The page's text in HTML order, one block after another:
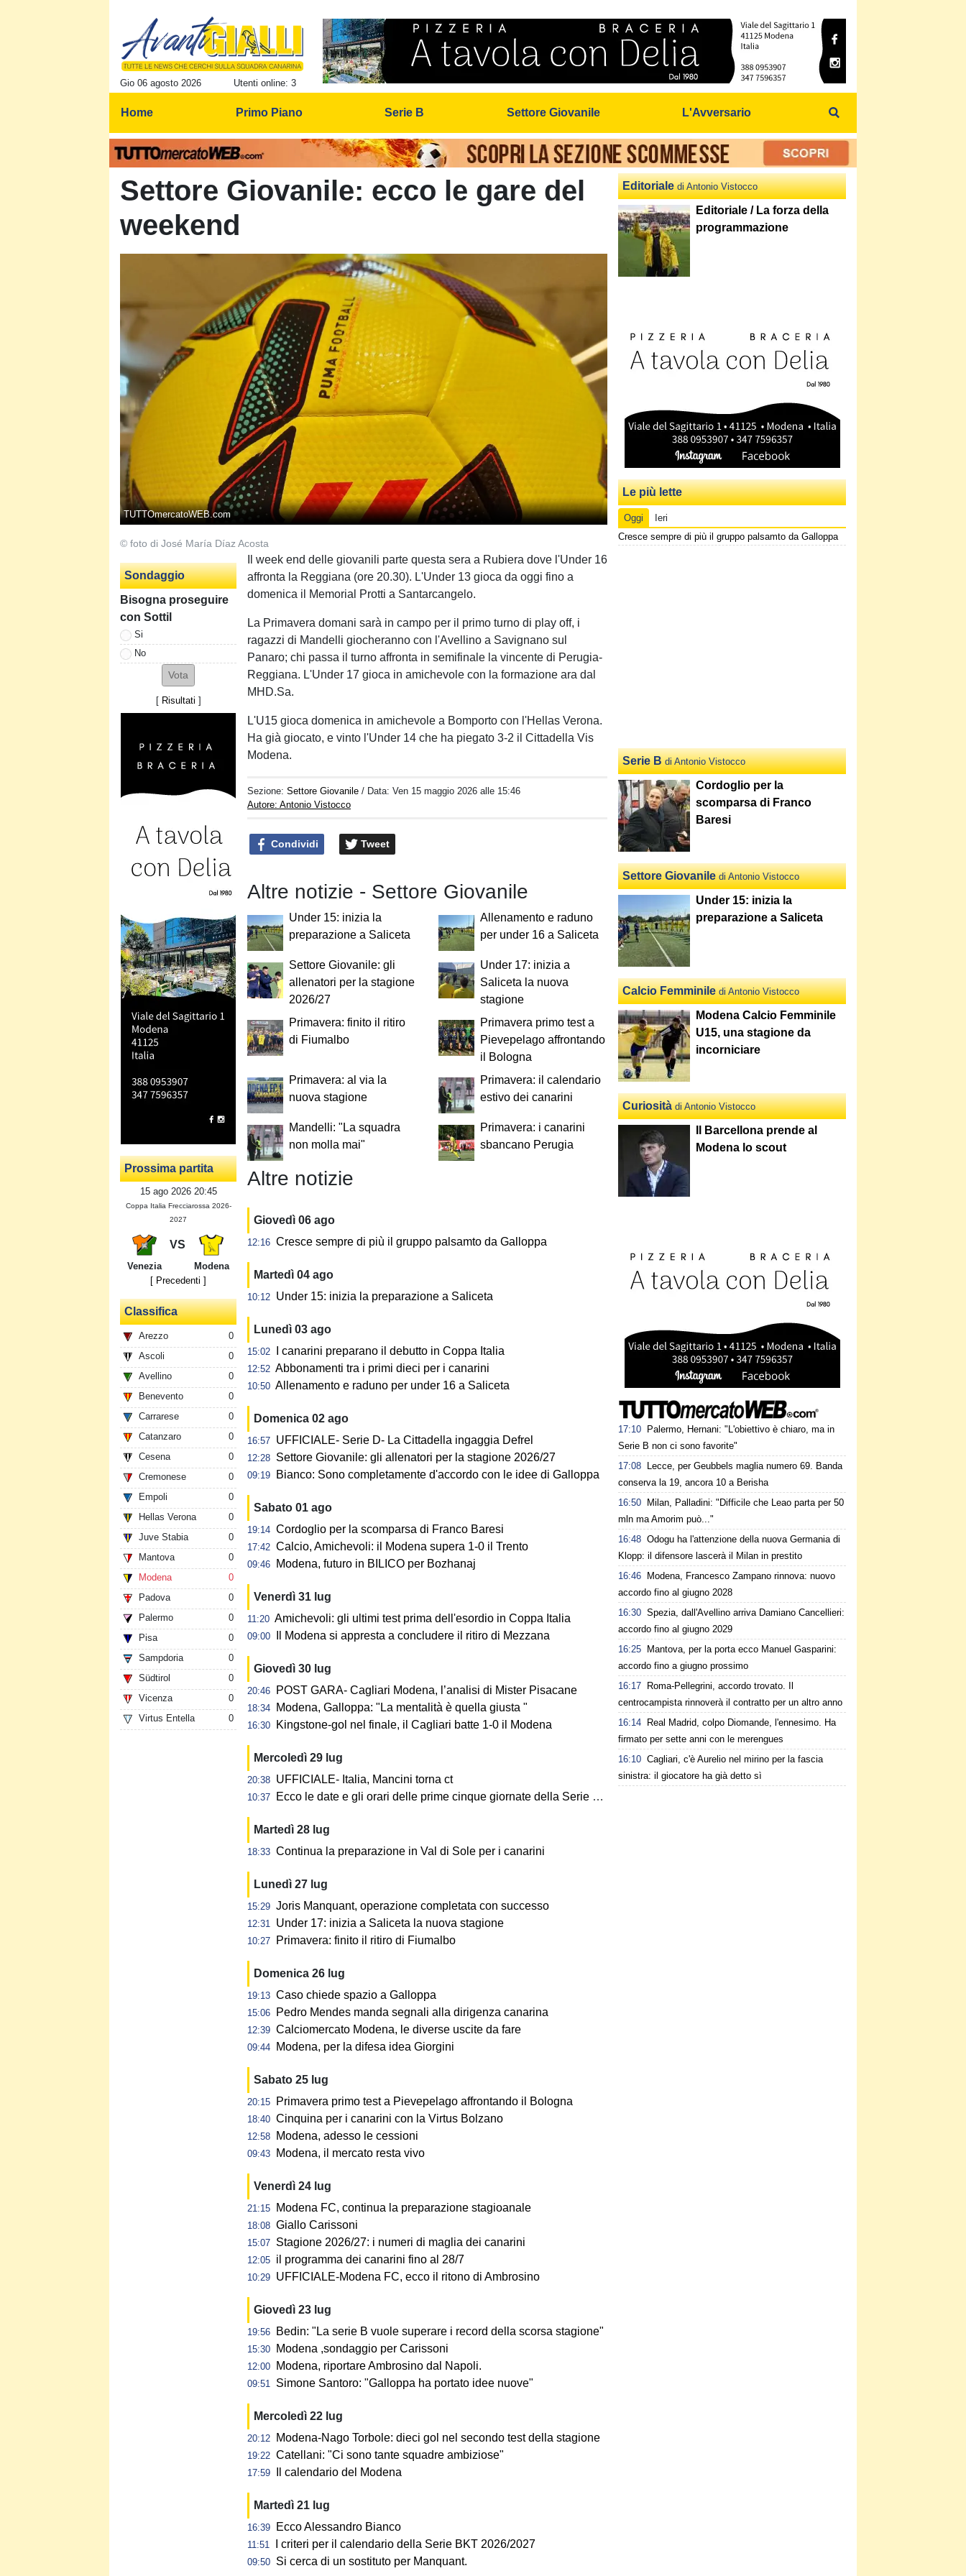
Gio 06 agosto 2026 Utenti online: 3
Home Primo Piano Serie B Settore Giovanile L'Avversario
Settore Giovanile: ecco le gare del
weekend
TUTTOmercatoWEB.com
© foto di José María Díaz Acosta
Sondaggio
Bisogna proseguire
con Sottil
Si
No
[ Risultati ]
Prossima partita
15 ago 2026 20:45
Coppa Italia Frecciarossa 2026-
2027
VS
Venezia
Modena
[ Precedenti ]
Classifica
Arezzo
0
Ascoli
0
Avellino
0
Benevento
0
Carrarese
0
Catanzaro
0
Cesena
0
Cremonese
0
Empoli
0
Hellas Verona
0
Juve Stabia
0
Mantova
0
Modena
0
Padova
0
Palermo
0
Pisa
0
Sampdoria
0
Südtirol
0
Vicenza
0
Virtus Entella
0
Il week end delle giovanili parte questa sera a Rubiera dove l'Under 16
affronta la Reggiana (ore 20.30). L'Under 13 gioca da oggi fino a
domenica il Memorial Protti a Santarcangelo.
La Primavera domani sarà in campo per il primo turno di play off, i
ragazzi di Mandelli giocheranno con l'Avellino a Savignano sul
Panaro; chi passa il turno affronta in semifinale la vincente di Perugia-
Reggiana. L'Under 17 gioca in amichevole con la formazione ara dal
MHD.Sa.
L'U15 gioca domenica in amichevole a Bomporto con l'Hellas Verona.
Ha già giocato, e vinto l'Under 14 che ha piegato 3-2 il Cittadella Vis
Modena.
Sezione:Settore Giovanile / Data:Ven 15 maggio 2026 alle 15:46
Autore: Antonio Vistocco
Condividi Tweet
Altre notizie - Settore Giovanile
Under 15: inizia la
preparazione a Saliceta
Allenamento e raduno
per under 16 a Saliceta
Settore Giovanile: gli
allenatori per la stagione
2026/27
Under 17: inizia a
Saliceta la nuova
stagione
Primavera: finito il ritiro
di Fiumalbo
Primavera primo test a
Pievepelago affrontando
il Bologna
Primavera: al via la
nuova stagione
Primavera: il calendario
estivo dei canarini
Mandelli: "La squadra
non molla mai"
Primavera: i canarini
sbancano Perugia
Altre notizie
Giovedì 06 ago
12:16 Cresce sempre di più il gruppo palsamto da Galloppa
Martedì 04 ago
10:12 Under 15: inizia la preparazione a Saliceta
Lunedì 03 ago
15:02 I canarini preparano il debutto in Coppa Italia
12:52 Abbonamenti tra i primi dieci per i canarini
10:50 Allenamento e raduno per under 16 a Saliceta
Domenica 02 ago
16:57 UFFICIALE- Serie D- La Cittadella ingaggia Defrel
12:28 Settore Giovanile: gli allenatori per la stagione 2026/27
09:19 Bianco: Sono completamente d'accordo con le idee di Galloppa
Sabato 01 ago
19:14 Cordoglio per la scomparsa di Franco Baresi
17:42 Calcio, Amichevoli: il Modena supera 1-0 il Trento
09:46 Modena, futuro in BILICO per Bozhanaj
Venerdì 31 lug
11:20 Amichevoli: gli ultimi test prima dell'esordio in Coppa Italia
09:00 Il Modena si appresta a concludere il ritiro di Mezzana
Giovedì 30 lug
20:46 POST GARA- Cagliari Modena, l’analisi di Mister Pisacane
18:34 Modena, Galloppa: "La mentalità è quella giusta "
16:30 Kingstone-gol nel finale, il Cagliari batte 1-0 il Modena
Mercoledì 29 lug
20:38 UFFICIALE- Italia, Mancini torna ct
10:37 Ecco le date e gli orari delle prime cinque giornate della Serie BKT
Martedì 28 lug
18:33 Continua la preparazione in Val di Sole per i canarini
Lunedì 27 lug
15:29 Joris Manquant, operazione completata con successo
12:31 Under 17: inizia a Saliceta la nuova stagione
10:27 Primavera: finito il ritiro di Fiumalbo
Domenica 26 lug
19:13 Caso chiede spazio a Galloppa
15:06 Pedro Mendes manda segnali alla dirigenza canarina
12:39 Calciomercato Modena, le diverse uscite da fare
09:44 Modena, per la difesa idea Giorgini
Sabato 25 lug
20:15 Primavera primo test a Pievepelago affrontando il Bologna
18:40 Cinquina per i canarini con la Virtus Bolzano
12:58 Modena, adesso le cessioni
09:43 Modena, il mercato resta vivo
Venerdì 24 lug
21:15 Modena FC, continua la preparazione stagioanale
18:08 Giallo Carissoni
15:07 Stagione 2026/27: i numeri di maglia dei canarini
12:05 il programma dei canarini fino al 28/7
10:29 UFFICIALE-Modena FC, ecco il ritono di Ambrosino
Giovedì 23 lug
19:56 Bedin: "La serie B vuole superare i record della scorsa stagione"
15:30 Modena ,sondaggio per Carissoni
12:00 Modena, riportare Ambrosino dal Napoli.
09:51 Simone Santoro: "Galloppa ha portato idee nuove"
Mercoledì 22 lug
20:12 Modena-Nago Torbole: dieci gol nel secondo test della stagione
19:22 Catellani: "Ci sono tante squadre ambiziose"
17:59 Il calendario del Modena
Martedì 21 lug
16:39 Ecco Alessandro Bianco
11:51 I criteri per il calendario della Serie BKT 2026/2027
09:50 Si cerca di un sostituto per Manquant.
Editoriale di Antonio Vistocco
Editoriale / La forza della
programmazione
Le più lette
Oggi
Ieri
Cresce sempre di più il gruppo palsamto da Galloppa
Serie B di Antonio Vistocco
Cordoglio per la
scomparsa di Franco
Baresi
Settore Giovanile di Antonio Vistocco
Under 15: inizia la
preparazione a Saliceta
Calcio Femminile di Antonio Vistocco
Modena Calcio Femminile
U15, una stagione da
incorniciare
Curiosità di Antonio Vistocco
Il Barcellona prende al
Modena lo scout
17:10
Palermo, Hernani: "L'obiettivo è chiaro, ma in
Serie B non ci sono favorite"
17:08
Lecce, per Geubbels maglia numero 69. Banda
conserva la 19, ancora 10 a Berisha
16:50
Milan, Palladini: "Difficile che Leao parta per 50
mln ma Amorim può..."
16:48 Odogu ha l'attenzione della nuova Germania di
Klopp: il difensore lascerà il Milan in prestito
16:46
Modena, Francesco Zampano rinnova: nuovo
accordo fino al giugno 2028
16:30 Spezia, dall'Avellino arriva Damiano Cancellieri:
accordo fino al giugno 2029
16:25
Mantova, per la porta ecco Manuel Gasparini:
accordo fino a giugno prossimo
16:17
Roma-Pellegrini, accordo trovato. Il
centrocampista rinnoverà il contratto per un altro anno
16:14
Real Madrid, colpo Diomande, l'ennesimo. Ha
firmato per sette anni con le merengues
16:10 Cagliari, c'è Aurelio nel mirino per la fascia
sinistra: il giocatore ha già detto sì